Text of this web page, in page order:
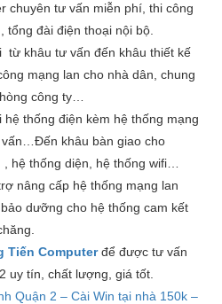
chuyên tư vấn miễn phí, thi công
tổng đài điện thoại nội bộ.
từ khâu tư vấn đến khâu thiết kế
mạng lan cho nhà dân, chung
công ty…
thống điện kèm hệ thống mạng
khâu bàn giao cho
hệ thống diện, hệ thống wifi…
nâng cấp hệ thống mạng lan
dưỡng cho hệ thống cam kết
Tiến Computerđể được tư vấn
uy tín, chất lượng, giá tốt.
Quận 2 – Cài Win tại nhà 150k –